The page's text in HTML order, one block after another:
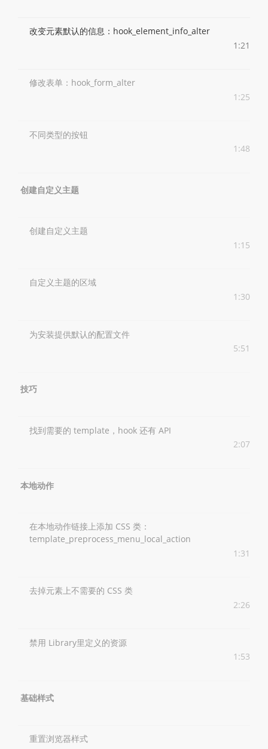
改变元素默认的信息：hook_element_info_alter
1:21
修改表单：hook_form_alter
1:25
不同类型的按钮
1:48
创建自定义主题
创建自定义主题
1:15
自定义主题的区域
1:30
为安装提供默认的配置文件
5:51
技巧
找到需要的 template，hook 还有 API
2:07
本地动作
在本地动作链接上添加 CSS 类：
template_preprocess_menu_local_action
1:31
去掉元素上不需要的 CSS 类
2:26
禁用 Library里定义的资源
1:53
基础样式
重置浏览器样式